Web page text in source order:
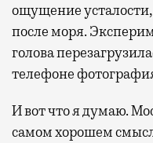
ощущение
после моря.
голова
телефоне
И вот что я думаю.
самом хорошем